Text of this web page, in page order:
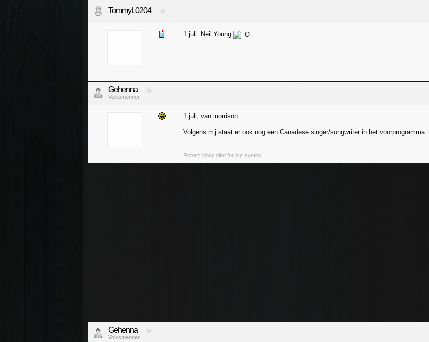
TommyL0204
1 juli: Neil Young
Gehenna
Volksmenner
1 juli, van morrison
Volgens mij staat er ook nog een Canadese singer/songwriter in het voorprogramma
Robert Moog died for our synths
Gehenna
Volksmenner